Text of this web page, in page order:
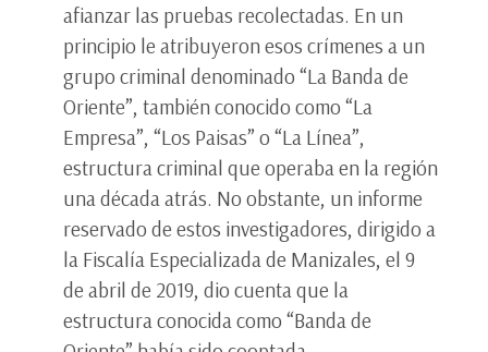
afianzar las pruebas recolectadas. En un
principio le atribuyeron esos crímenes a un
grupo criminal denominado “La Banda de
Oriente”, también conocido como “La
Empresa”, “Los Paisas” o “La Línea”,
estructura criminal que operaba en la región
una década atrás. No obstante, un informe
reservado de estos investigadores, dirigido a
la Fiscalía Especializada de Manizales, el 9
de abril de 2019, dio cuenta que la
estructura conocida como “Banda de